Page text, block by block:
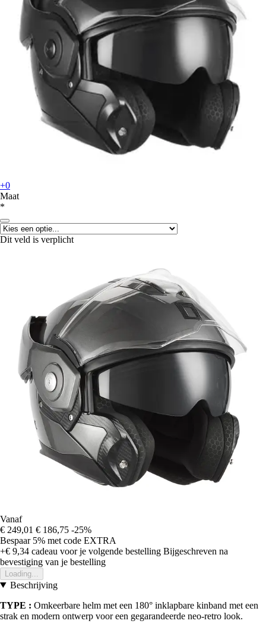
+0
Maat
*
Dit veld is verplicht
Vanaf
€ 249,01 € 186,75 -25%
Bespaar 5% met code EXTRA
+€ 9,34 cadeau voor je volgende bestelling Bijgeschreven na
bevestiging van je bestelling
Loading...
Beschrijving
TYPE : Omkeerbare helm met een 180° inklapbare kinband met een
strak en modern ontwerp voor een gegarandeerde neo-retro look.